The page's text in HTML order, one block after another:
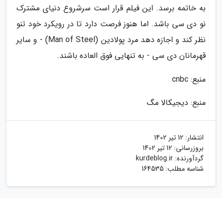
به خاتمه برسد. این فیلم قرار است سرشروع دنیای مشترک
نو دی سی باشد. اما هنوز فرصت دارد تا در رویکرد خود تنو
نظر کند و اجازه دهد مرد پولادین (Man of Steel) - و سایر
قهرمانان دی سی - به تنهایی فوق العاده باشند.
منبع: cnbc
منبع: دیجیکالا مگ
انتشار: 12 تیر 1402
بروزرسانی: 12 تیر 1402
گردآورنده: kurdeblog.ir
شناسه مطلب: 164535